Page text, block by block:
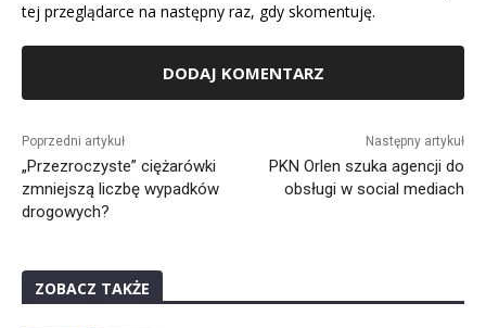
tej przeglądarce na następny raz, gdy skomentuję.
Poprzedni artykuł
„Przezroczyste” ciężarówki
zmniejszą liczbę wypadków
drogowych?
Następny artykuł
PKN Orlen szuka agencji do
obsługi w social mediach
ZOBACZ TAKŻE